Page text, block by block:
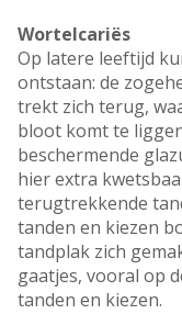
Wortelcariës
Op latere leeftijd
ontstaan: de
trekt zich terug,
bloot komt te
beschermende
hier extra
terugtrekkende
tanden en kiezen
tandplak zich
gaatjes, vooral op
tanden en kiezen.